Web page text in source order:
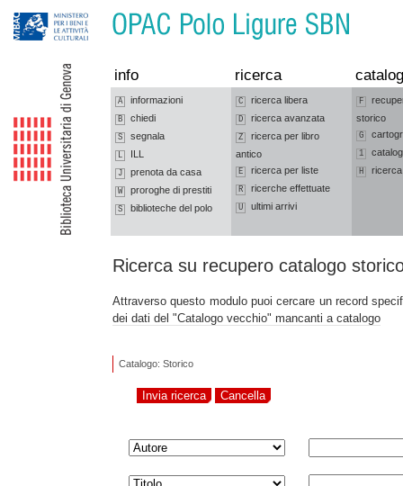
info ricerca
A informazioni
B chiedi
S segnala
L ILL
J prenota da casa
W proroghe di prestiti
S biblioteche del polo
C ricerca libera
D ricerca avanzata
Z
ricerca per libro
antico
E ricerca per liste
R ricerche effettuate
U ultimi arrivi
F
storico
G
1
H ricerca
Ricerca su recupero catalogo
Attraverso questo modulo puoi cercare un record
dei dati del "Catalogo vecchio" mancanti a catalogo
Catalogo: Storico